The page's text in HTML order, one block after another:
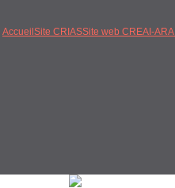
Accueil Site CRIASSite web CREAI-ARA